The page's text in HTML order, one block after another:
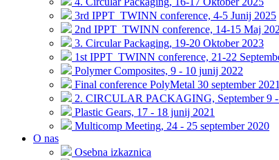
3rd IPPT_TWINN conference, 4-5 Junij 2025
2nd IPPT_TWINN conference, 14-15 Maj
3. Circular Packaging, 19-20 Oktober 2023
1st IPPT_TWINN conference, 21-22
Polymer Composites, 9 - 10 junij 2022
Final conference PolyMetal 30 september 2021
2. CIRCULAR PACKAGING, September 9 -
Plastic Gears, 17 - 18 junij 2021
Multicomp Meeting, 24 - 25 september 2020
O nas
Osebna izkaznica